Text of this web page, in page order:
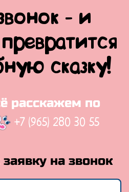
- и
сказку!
расскажем по
+7 (965) 280 30 55
на звонок